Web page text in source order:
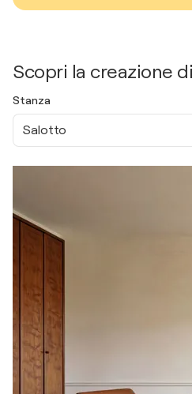
Scopri la creazione
Stanza
Salotto